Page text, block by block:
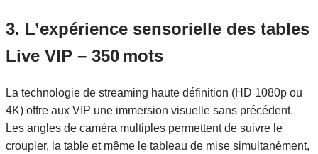
3. L’expérience sensorielle des tables
Live VIP – 350 mots
La technologie de streaming haute définition (HD 1080p ou
4K) offre aux VIP une immersion visuelle sans précédent.
Les angles de caméra multiples permettent de suivre le
croupier, la table et même le tableau de mise simultanément,